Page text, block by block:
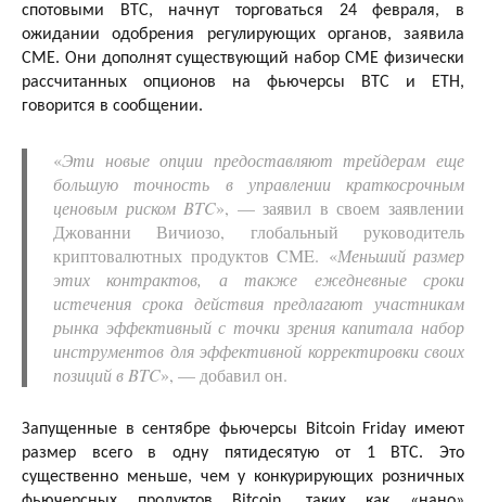
спотовыми BTC, начнут торговаться 24 февраля, в
ожидании одобрения регулирующих органов, заявила
CME. Они дополнят существующий набор CME физически
рассчитанных опционов на фьючерсы BTC и ETH,
говорится в сообщении.
«Эти новые опции предоставляют трейдерам еще
большую точность в управлении краткосрочным
ценовым риском BTC», — заявил в своем заявлении
Джованни Вичиозо, глобальный руководитель
криптовалютных продуктов CME. «Меньший размер
этих контрактов, а также ежедневные сроки
истечения срока действия предлагают участникам
рынка эффективный с точки зрения капитала набор
инструментов для эффективной корректировки своих
позиций в BTC», — добавил он.
Запущенные в сентябре фьючерсы Bitcoin Friday имеют
размер всего в одну пятидесятую от 1 BTC. Это
существенно меньше, чем у конкурирующих розничных